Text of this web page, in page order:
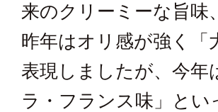
来のクリーミーな旨味
昨年はオリ感が強く
表現しましたが、今
ラ・フランス味」と